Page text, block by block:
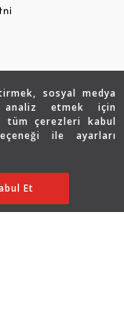
sosyal medya
etmek için
tüm çerezleri kabul
ile ayarları
Düzenle
Et
SATIN ALIN
tüm hakları